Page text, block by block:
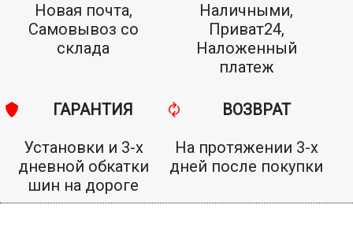
Новая почта,
Самовывоз со
склада
Наличными,
Приват24,
Наложенный
платеж
ГАРАНТИЯ
Установки и 3-х
дневной обкатки
шин на дороге
ВОЗВРАТ
На протяжении 3-х
дней после покупки